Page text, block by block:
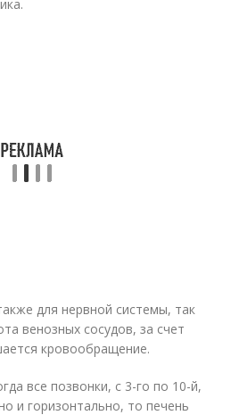
для нервной системы, так
венозных сосудов, за счет
кровообращение.
все позвонки, с 3-го по 10-й,
и горизонтально, то печень